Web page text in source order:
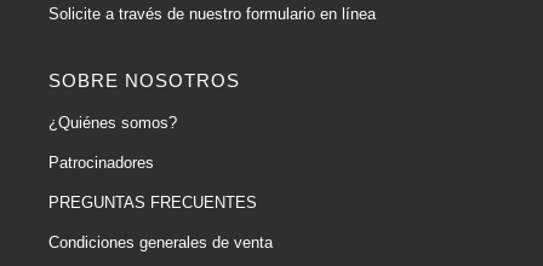
Solicite a través de nuestro formulario en línea
SOBRE NOSOTROS
¿Quiénes somos?
Patrocinadores
PREGUNTAS FRECUENTES
Condiciones generales de venta